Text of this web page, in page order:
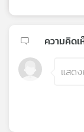
ความคิด